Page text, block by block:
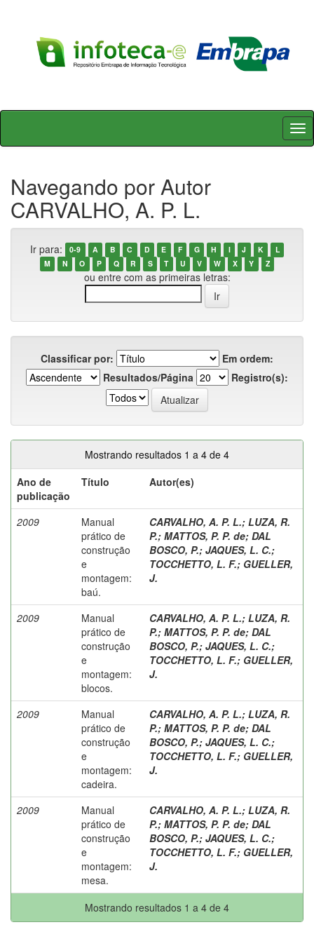
Skip
Navegando por Autor
CARVALHO, A. P. L.
Ir para: 0-9 A B C D E F G H I J K
L
M
N O P Q R S T U V W X Y Z
ou entre com as primeiras letras:
Classificar por:
Em ordem:
Resultados/Página
Registro(s):
Mostrando resultados 1 a 4 de 4
Ano de
publicação
Título Autor(es)
2009
Manual
prático de
construção
e
montagem:
baú.
CARVALHO, A. P. L.; LUZA, R.
P.; MATTOS, P. P. de; DAL
BOSCO, P.; JAQUES, L. C.;
TOCCHETTO, L. F.; GUELLER,
J.
2009
Manual
prático de
construção
e
montagem:
blocos.
CARVALHO, A. P. L.; LUZA, R.
P.; MATTOS, P. P. de; DAL
BOSCO, P.; JAQUES, L. C.;
TOCCHETTO, L. F.; GUELLER,
J.
2009
Manual
prático de
construção
e
montagem:
cadeira.
CARVALHO, A. P. L.; LUZA, R.
P.; MATTOS, P. P. de; DAL
BOSCO, P.; JAQUES, L. C.;
TOCCHETTO, L. F.; GUELLER,
J.
2009
Manual
prático de
construção
e
montagem:
mesa.
CARVALHO, A. P. L.; LUZA, R.
P.; MATTOS, P. P. de; DAL
BOSCO, P.; JAQUES, L. C.;
TOCCHETTO, L. F.; GUELLER,
J.
Mostrando resultados 1 a 4 de 4